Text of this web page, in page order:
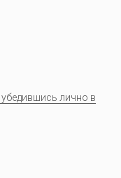
убедившись лично в